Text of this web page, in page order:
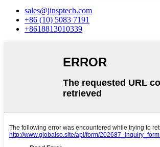
sales@jinsptech.com
+86 (10) 5083 7191
+8618813010339